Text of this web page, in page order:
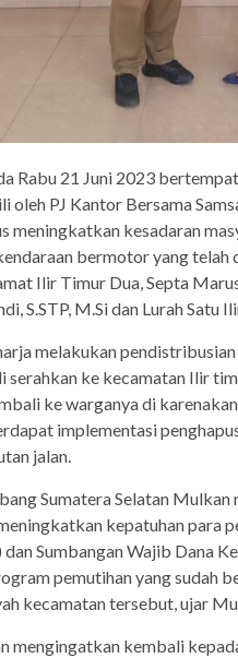
Rabu 21 Juni 2023
oleh PJ Kantor Bersama
meningkatkan kesadaran
bermotor yang telah
Ilir Timur Dua, Septa
S.STP, M.Si dan Lurah Satu
melakukan
ke kecamatan Ilir
ke warganya di
implementasi
jalan.
Sumatera Selatan
kepatuhan
Sumbangan Wajib Dana
pemutihan yang sudah
kecamatan tersebut, ujar
mengingatkan kembali